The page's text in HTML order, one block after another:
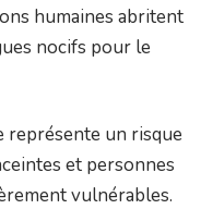
humaines abritent
nocifs pour le
représente un risque
et personnes
vulnérables.